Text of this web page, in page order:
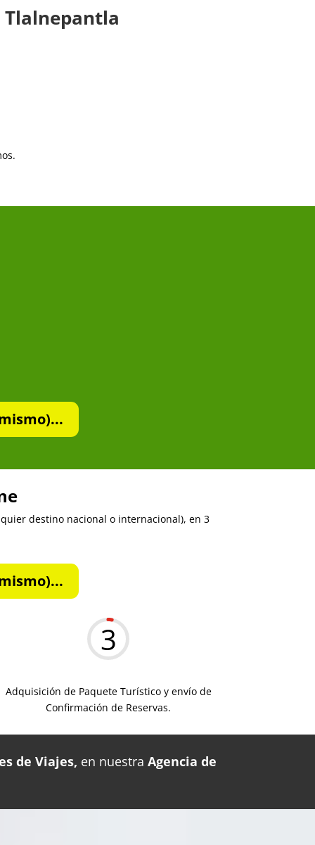
destino nacional o internacional), en 3
3
Adquisición de Paquete Turístico y envío de
Confirmación de Reservas.
de Viajes, en nuestra Agencia de